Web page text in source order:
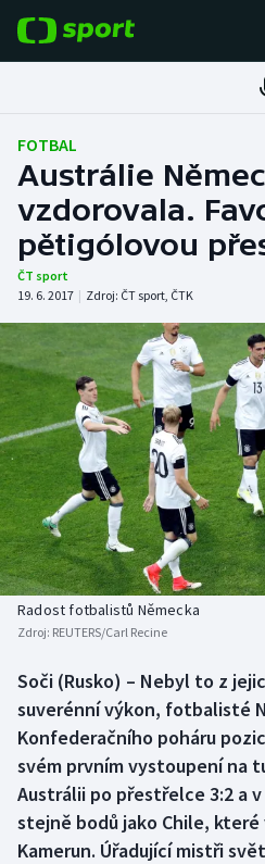
Fotbal
Hokej
Tenis
Atletika
Cyklistika
DALŠÍ SPORTY
Americký fotbal
Baseball a softbal
Basketbal
Biatlon
Box
Curling
Dostihy
NEPŘEHLÉDNĚTE
Soutěže
Historické návraty
Aplikace ČT sport
FOTBAL
Austrálie
vzdorovala.
pětigólovou
ČT sport
19. 6. 2017 | Zdroj: ČT sport, ČTK
Radost fotbalistů Německa
Zdroj: REUTERS/Carl Recine
Soči (Rusko) – Nebyl to z
suverénní výkon, fotbalisté
Konfederačního poháru
svém prvním vystoupení na
Austrálii po přestřelce 3:2 a
stejně bodů jako Chile,
Kamerun. Úřadující mistři